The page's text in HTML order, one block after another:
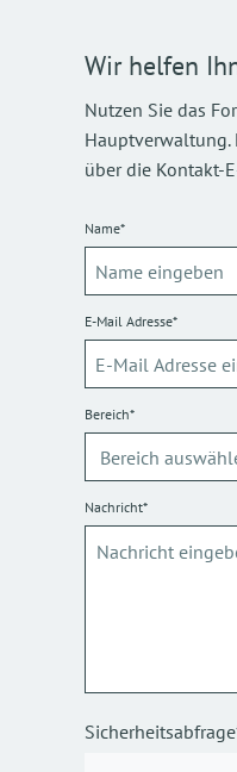
Wir helfen
Nutzen Sie das
Hauptverwaltung.
über die Kontakt-
Name*
E-Mail Adresse*
Bereich*
Nachricht*